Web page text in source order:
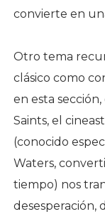
convierte en
Otro tema
clásico como
en esta
Saints, el
(conocido
Waters,
tiempo) nos
desesperación,